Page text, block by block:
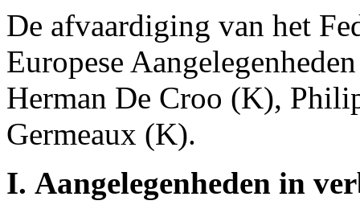
De afvaardiging van het
Europese
Herman De Croo (K),
Germeaux (K).
I. Aangelegenheden in